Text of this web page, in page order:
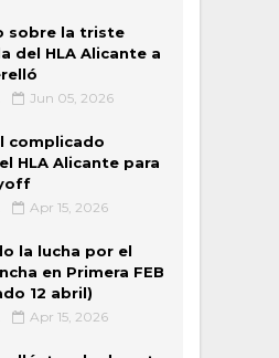
sobre la triste
del HLA Alicante a
Jun 05, 2026
complicado
HLA Alicante para
Apr 15, 2026
la lucha por el
en Primera FEB
12 abril)
Apr 15, 2026